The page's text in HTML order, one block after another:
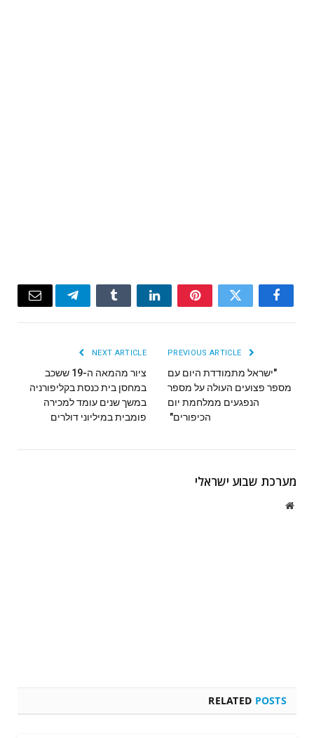
Facebook
Twitter
Pinterest
LinkedIn
Tumblr
Telegram
Email
"ישראל מתמודדת היום עם
מספר פצועים העולה על מספר
הנפגעים ממלחמת יום
הכיפורים"
NEXT ARTICLE
ציור מהמאה ה-19 ששכב
במחסן בית כנסת בקליפורניה
במשך שנים עומד למכירה
פומבית במיליוני דולרים
מערכת שבוע ישראלי
Website
RELATED POSTS